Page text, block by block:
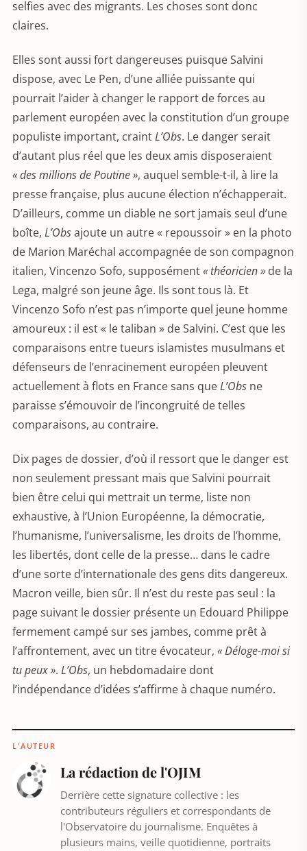
selfies avec des migrants. Les choses sont donc
claires.
Elles sont aussi fort dangereuses puisque Salvini
dispose, avec Le Pen, d’une alliée puissante qui
pourrait l’aider à changer le rapport de forces au
parlement européen avec la constitution d’un groupe
populiste important, craintL’Obs. Le danger serait
d’autant plus réel que les deux amis disposeraient
« des millions de Poutine », auquel semble-t-il, à lire la
presse française, plus aucune élection n’échapperait.
D’ailleurs, comme un diable ne sort jamais seul d’une
boîte, L’Obsajoute un autre « repoussoir » en la photo
de Marion Maréchal accompagnée de son compagnon
italien, Vincenzo Sofo, supposément« théoricien » de la
Lega, malgré son jeune âge. Ils sont tous là. Et
Vincenzo Sofo n’est pas n’importe quel jeune homme
amoureux : il est « le taliban » de Salvini. C’est que les
comparaisons entre tueurs islamistes musulmans et
défenseurs de l’enracinement européen pleuvent
actuellement à flots en France sans queL’Obs ne
paraisse s’émouvoir de l’incongruité de telles
comparaisons, au contraire.
Dix pages de dossier, d’où il ressort que le danger est
non seulement pressant mais que Salvini pourrait
bien être celui qui mettrait un terme, liste non
exhaustive, à l’Union Européenne, la démocratie,
l’humanisme, l’universalisme, les droits de l’homme,
les libertés, dont celle de la presse… dans le cadre
d’une sorte d’internationale des gens dits dangereux.
Macron veille, bien sûr. Il n’est du reste pas seul : la
page suivant le dossier présente un Edouard Philippe
fermement campé sur ses jambes, comme prêt à
l’affrontement, avec un titre évocateur, « Déloge-moi si
tu peux ». L’Obs, un hebdomadaire dont
l’indépendance d’idées s’affirme à chaque numéro.
L'AUTEUR
La rédaction de l'OJIM
Derrière cette signature collective : les
contributeurs réguliers et correspondants de
l'Observatoire du journalisme. Enquêtes à
plusieurs mains, veille quotidienne, portraits